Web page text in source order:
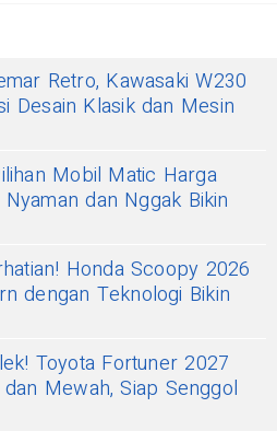
Retro, Kawasaki W230
Desain Klasik dan Mesin
Mobil Matic Harga
dan Nggak Bikin
Honda Scoopy 2026
dengan Teknologi Bikin
Toyota Fortuner 2027
Mewah, Siap Senggol